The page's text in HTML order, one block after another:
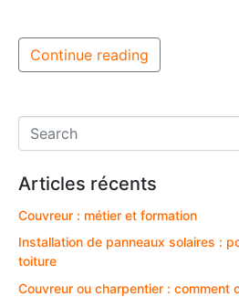
Continue reading
Articles récents
Couvreur : métier et formation
Installation de panneaux solaires :
toiture
Couvreur ou charpentier : comment